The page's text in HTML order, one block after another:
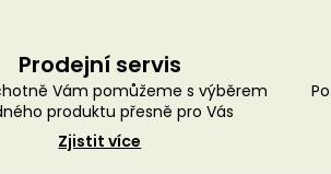
Prodejní servis
Vám pomůžeme s výběrem
produktu přesně pro Vás
Zjistit více